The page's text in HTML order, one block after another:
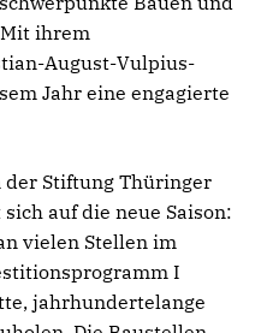
ihrem
August-Vulpius-
Jahr eine engagierte
der Stiftung Thüringer
auf die neue Saison:
vielen Stellen im
I
jahrhundertelange